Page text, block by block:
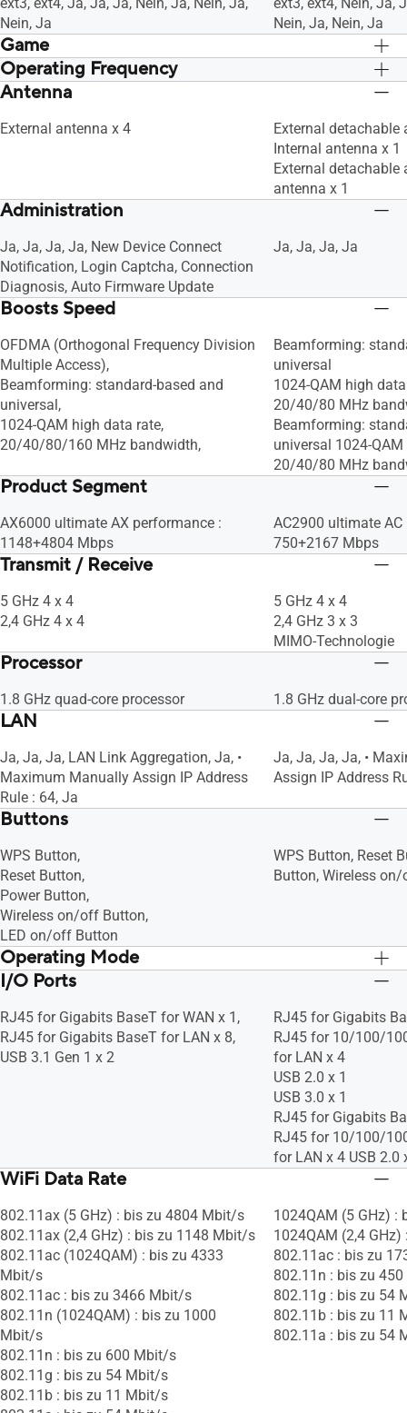
Nein, Ja
Nein, Ja, Nein, Ja
Game
Ja, Ja
Operating Frequency
2.4G Hz / 5 GHz 2.4G Hz / 5 GHz
Antenna
External antenna x 4
External detachable
Internal antenna x 1
External detachable
antenna x 1
Administration
Ja, Ja, Ja, Ja, New Device Connect
Notification, Login Captcha, Connection
Diagnosis, Auto Firmware Update
Ja, Ja, Ja, Ja
Boosts Speed
OFDMA (Orthogonal Frequency Division
Multiple Access),
Beamforming: standard-based and
universal,
1024-QAM high data rate,
20/40/80/160 MHz bandwidth,
Beamforming:
universal
1024-QAM high
20/40/80 MHz
Beamforming:
universal 1024-
20/40/80 MHz
Product Segment
AX6000 ultimate AX performance :
1148+4804 Mbps
AC2900 ultimate
750+2167 Mbps
Transmit / Receive
5 GHz 4 x 4
2,4 GHz 4 x 4
5 GHz 4 x 4
2,4 GHz 3 x 3
MIMO-Technologie
Processor
1.8 GHz quad-core processor 1.8 GHz dual-core
LAN
Ja, Ja, Ja, LAN Link Aggregation, Ja, •
Maximum Manually Assign IP Address
Rule : 64, Ja
Ja, Ja, Ja, Ja, •
Assign IP Address
Buttons
WPS Button,
Reset Button,
Power Button,
Wireless on/off Button,
LED on/off Button
WPS Button, Reset
Button, Wireless
Operating Mode
Accesspoint, AiMeshnode, Mediabridge,
Accesspoint,
I/O Ports
RJ45 for Gigabits BaseT for WAN x 1,
RJ45 for Gigabits BaseT for LAN x 8,
USB 3.1 Gen 1 x 2
RJ45 for Gigabits
RJ45 for 10/100/
for LAN x 4
USB 2.0 x 1
USB 3.0 x 1
RJ45 for Gigabits
RJ45 for 10/100/
for LAN x 4 USB 2.0
WiFi Data Rate
802.11ax (5 GHz) : bis zu 4804 Mbit/s
802.11ax (2,4 GHz) : bis zu 1148 Mbit/s
802.11ac (1024QAM) : bis zu 4333
Mbit/s
802.11ac : bis zu 3466 Mbit/s
802.11n (1024QAM) : bis zu 1000
Mbit/s
802.11n : bis zu 600 Mbit/s
802.11g : bis zu 54 Mbit/s
802.11b : bis zu 11 Mbit/s
1024QAM (5 GHz)
1024QAM (2,4
802.11ac : bis zu
802.11n : bis zu
802.11g : bis zu 54
802.11b : bis zu 11
802.11a : bis zu 54